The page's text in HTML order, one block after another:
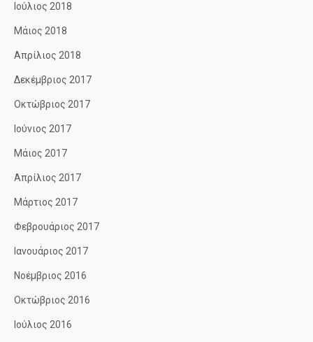
Ιούλιος 2018
Μάιος 2018
Απρίλιος 2018
Δεκέμβριος 2017
Οκτώβριος 2017
Ιούνιος 2017
Μάιος 2017
Απρίλιος 2017
Μάρτιος 2017
Φεβρουάριος 2017
Ιανουάριος 2017
Νοέμβριος 2016
Οκτώβριος 2016
Ιούλιος 2016